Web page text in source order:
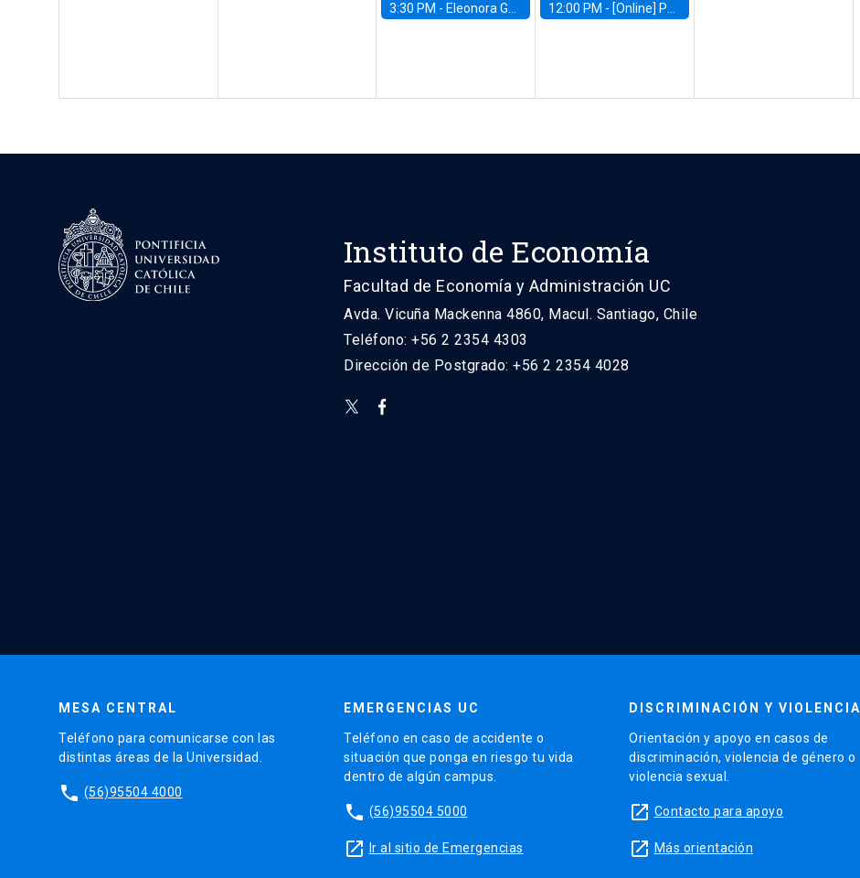
3:30 PM - Eleonora Guarnieri, Exeter University 12:00 PM - [Online] Pablo Slutzky, University of Maryland
Instituto de Economía
Facultad de Economía y Administración UC
Avda. Vicuña Mackenna 4860, Macul. Santiago, Chile
Teléfono: +56 2 2354 4303
Dirección de Postgrado: +56 2 2354 4028
MESA CENTRAL
Teléfono para comunicarse con las
distintas áreas de la Universidad.
phone (56)95504 4000
EMERGENCIAS UC
Teléfono en caso de accidente o
situación que ponga en riesgo tu vida
dentro de algún campus.
phone (56)95504 5000
launch Ir al sitio de Emergencias
DISCRIMINACIÓN Y VIOLENCIA
Orientación y apoyo en casos de
discriminación, violencia de género o
violencia sexual.
launch Contacto para apoyo
launch Más orientación